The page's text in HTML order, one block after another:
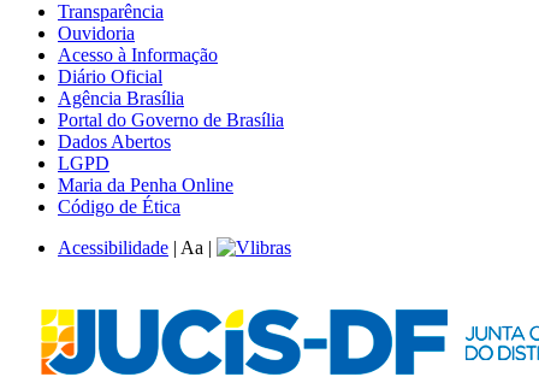
Transparência
Ouvidoria
Acesso à Informação
Diário Oficial
Agência Brasília
Portal do Governo de Brasília
Dados Abertos
LGPD
Maria da Penha Online
Código de Ética
Acessibilidade | Aa |